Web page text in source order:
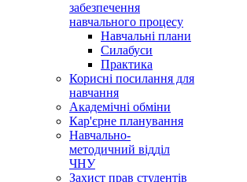
забезпечення
навчального процесу
Навчальні плани
Силабуси
Практика
Корисні посилання для
навчання
Академічні обміни
Кар'єрне планування
Навчально-
методичний відділ
ЧНУ
Захист прав студентів